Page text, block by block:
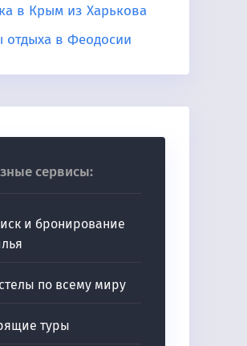
в Крым из Харькова
отдыха в Феодосии
сервисы:
и бронирование
по всему миру
туры